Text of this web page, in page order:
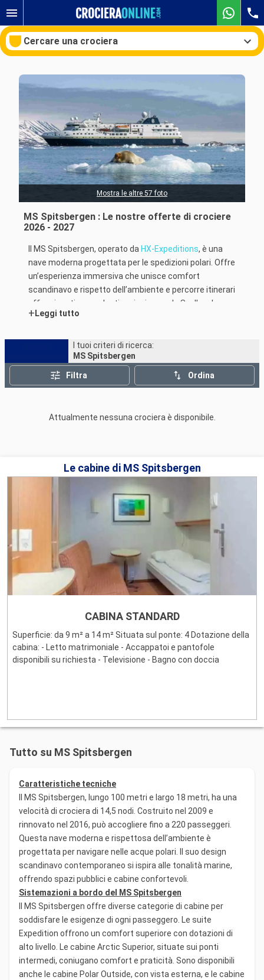
Cercare una crociera
Mesi di partenza
Porti Compagnie
Ricerca
MS Spitsbergen : Le nostre offerte di crociere
2026 - 2027
Il MS Spitsbergen, operato da HX-Expeditions, è una
nave moderna progettata per le spedizioni polari. Offre
un’esperienza immersiva che unisce comfort
scandinavo e rispetto dell’ambiente e percorre itinerari
affascinanti verso destinazioni come le Svalbard,
l’Islanda e la Groenlandia, con attività di esplorazione e
+ Leggi tutto
Mostra le altre 57 foto
I tuoi criteri di ricerca:
MS Spitsbergen
Filtra Ordina
Attualmente nessuna crociera è disponibile.
Le cabine di MS Spitsbergen
CABINA STANDARD
Superficie: da 9 m² a 14 m² Situata sul ponte: 4 Dotazione della
cabina: - Letto matrimoniale - Accappatoi e pantofole
disponibili su richiesta - Televisione - Bagno con doccia
Tutto su MS Spitsbergen
Caratteristiche tecniche
Il MS Spitsbergen, lungo 100 metri e largo 18 metri, ha una
velocità di crociera di 14,5 nodi. Costruito nel 2009 e
rinnovato nel 2016, può accogliere fino a 220 passeggeri.
Questa nave moderna e rispettosa dell’ambiente è
progettata per navigare nelle acque polari. Il suo design
scandinavo contemporaneo si ispira alle tonalità marine,
offrendo spazi pubblici e cabine confortevoli.
Sistemazioni a bordo del MS Spitsbergen
Il MS Spitsbergen offre diverse categorie di cabine per
soddisfare le esigenze di ogni passeggero. Le suite
Expedition offrono un comfort superiore con dotazioni di
alto livello. Le cabine Arctic Superior, situate sui ponti
intermedi, coniugano comfort e praticità. Sono disponibili
anche le cabine Polar Outside, con vista esterna, e le cabine